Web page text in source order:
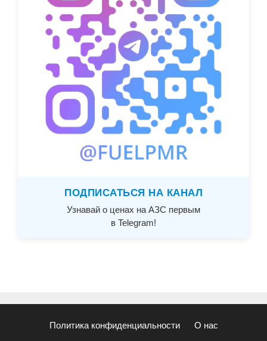
ПОДПИСАТЬСЯ НА КАНАЛ
Узнавай о ценах на АЗС первым
в Telegram!
Политика конфиденциальности О нас